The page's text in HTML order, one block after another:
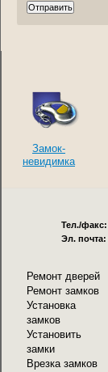
Замок-
невидимка
Тел./факс:
Эл. почта:
Ремонт дверей
Ремонт замков
Установка
замков
Установить
замки
Врезка замков